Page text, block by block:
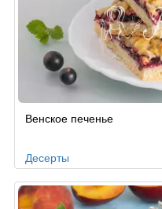
Венское печенье
Десерты